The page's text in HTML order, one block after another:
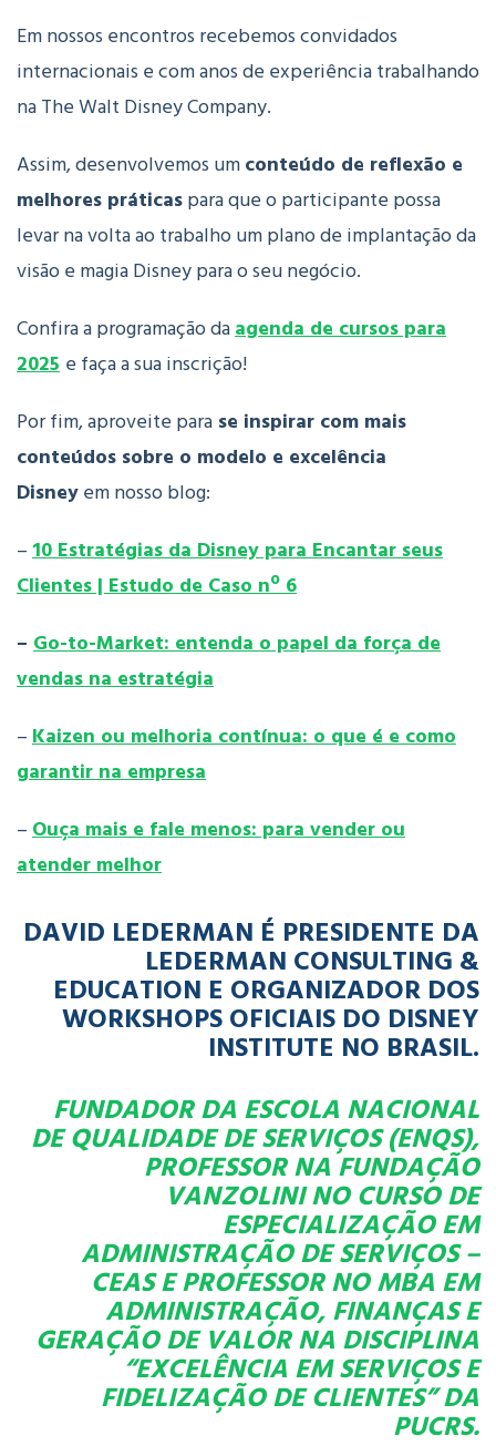
Em nossos encontros recebemos convidados
internacionais e com anos de experiência trabalhando
na The Walt Disney Company.
Assim, desenvolvemos umconteúdo de reflexão e
melhores práticaspara que o participante possa
levar na volta ao trabalho um plano de implantação da
visão e magia Disney para o seu negócio.
Confira a programação daagenda de cursos para
2025 e faça a sua inscrição!
Por fim, aproveite para se inspirar com mais
conteúdos sobre o modelo e excelência
Disneyem nosso blog:
–10 Estratégias da Disney para Encantar seus
Clientes | Estudo de Caso nº 6
– Go-to-Market: entenda o papel da força de
vendas na estratégia
–Kaizen ou melhoria contínua: o que é e como
garantir na empresa
–Ouça mais e fale menos: para vender ou
atender melhor
DAVID LEDERMAN É PRESIDENTE DA
LEDERMAN CONSULTING &
EDUCATION E ORGANIZADOR DOS
WORKSHOPS OFICIAIS DO DISNEY
INSTITUTE NO BRASIL.
FUNDADOR DA ESCOLA NACIONAL
DE QUALIDADE DE SERVIÇOS (ENQS),
PROFESSOR NA FUNDAÇÃO
VANZOLINI NO CURSO DE
ESPECIALIZAÇÃO EM
ADMINISTRAÇÃO DE SERVIÇOS –
CEAS E PROFESSOR NO MBA EM
ADMINISTRAÇÃO, FINANÇAS E
GERAÇÃO DE VALOR NA DISCIPLINA
“EXCELÊNCIA EM SERVIÇOS E
FIDELIZAÇÃO DE CLIENTES” DA
PUCRS.